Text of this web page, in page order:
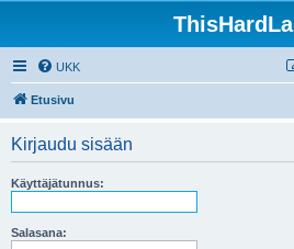
UKK
Etusivu
Kirjaudu sisään
Käyttäjätunnus:
Salasana: